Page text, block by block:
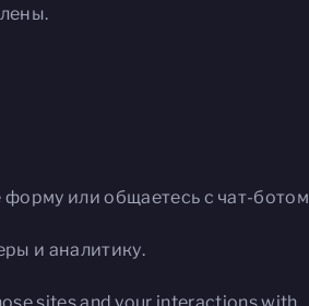
форму или общаетесь с чат-ботом
и аналитику.